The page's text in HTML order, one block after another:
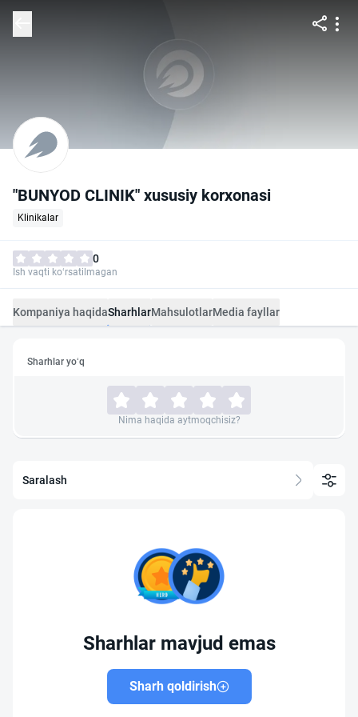
"BUNYOD CLINIK" xususiy korxonasi
Klinikalar
0
Ish vaqti ko‘rsatilmagan
Kompaniya haqidaSharhlarMahsulotlarMedia fayllar
Sharhlar yo‘q
Nima haqida aytmoqchisiz?
Saralash
Sharhlar mavjud emas
Sharh qoldirish